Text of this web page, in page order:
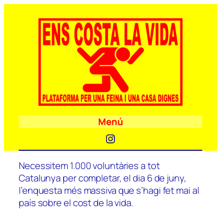
Menú
Instagram
Necessitem 1.000 voluntàries a tot
Catalunya per completar, el dia 6 de juny,
l’enquesta més massiva que s’hagi fet mai al
país sobre el cost de la vida.